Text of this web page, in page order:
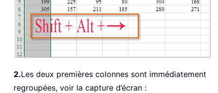
2.Les deux premières colonnes sont immédiatement
regroupées, voir la capture d’écran :